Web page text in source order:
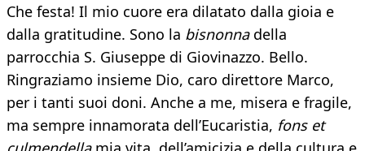
Che festa! Il mio cuore era dilatato dalla gioia e
dalla gratitudine. Sono la bisnonnadella
parrocchia S. Giuseppe di Giovinazzo. Bello.
Ringraziamo insieme Dio, caro direttore Marco,
per i tanti suoi doni. Anche a me, misera e fragile,
ma sempre innamorata dell’Eucaristia, fons et